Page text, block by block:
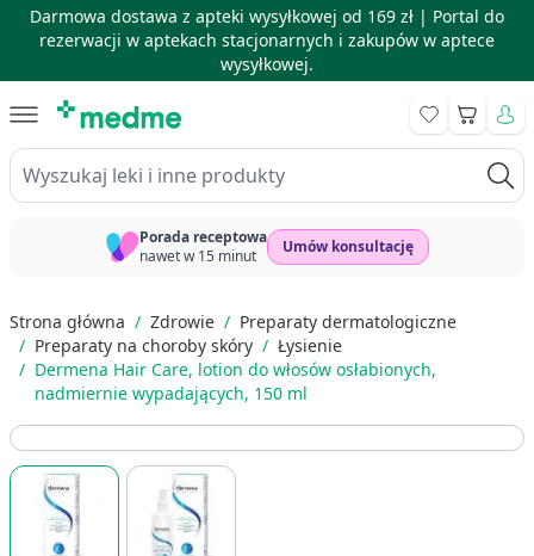
Darmowa dostawa z apteki wysyłkowej od 169 zł | Portal do
rezerwacji w aptekach stacjonarnych i zakupów w aptece
wysyłkowej.
Wyszukaj leki i inne produkty
Koszyk
Porada receptowa
nawet w 15 minut
Umów konsultację
Strona główna / Zdrowie / Preparaty dermatologiczne
/ Preparaty na choroby skóry / Łysienie
/ Dermena Hair Care, lotion do włosów osłabionych,
nadmiernie wypadających, 150 ml